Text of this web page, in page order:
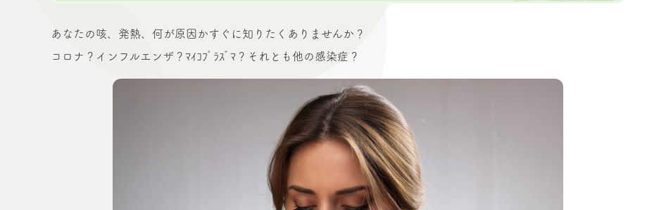
あなたの咳、発熱、何が原因かすぐに知りたくありませんか？
コロナ？インフルエンザ？ﾏｲｺﾌﾟﾗｽﾞﾏ？それとも他の感染症？